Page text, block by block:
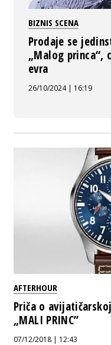
BIZNIS SCENA
Prodaje se
„Malog princa“,
evra
26/10/2024 | 16:19
AFTERHOUR
Priča o
„MALI PRINC”
07/12/2018 | 12:43